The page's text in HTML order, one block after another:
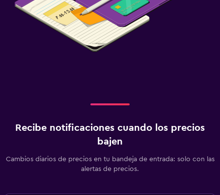
Recibe notificaciones cuando los precios
bajen
Cambios diarios de precios en tu bandeja de entrada: solo con las
alertas de precios.